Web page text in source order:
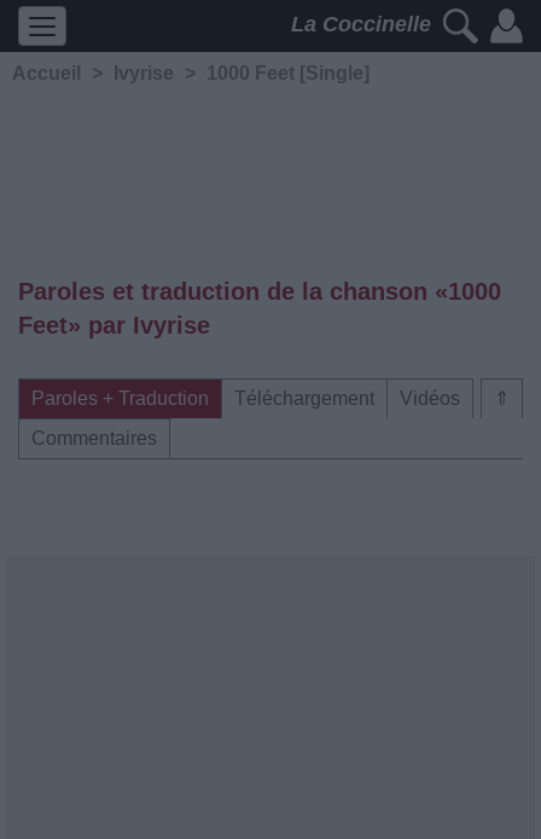
La Coccinelle
Accueil > Ivyrise > 1000 Feet [Single]
Paroles et traduction de la chanson «1000
Feet» par Ivyrise
⇑
Paroles + Traduction Téléchargement
Vidéos
Commentaires